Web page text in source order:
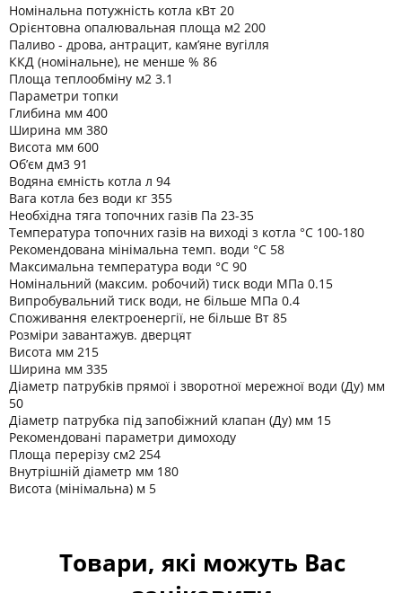
Номінальна потужність котла кВт 20
Орієнтовна опалювальная площа м2 200
Паливо - дрова, антрацит, кам’яне вугілля
ККД (номінальне), не менше % 86
Площа теплообміну м2 3.1
Параметри топки
Глибина мм 400
Ширина мм 380
Висота мм 600
Об’єм дм3 91
Водяна ємність котла л 94
Вага котла без води кг 355
Необхідна тяга топочних газів Па 23-35
Температура топочних газів на виході з котла °C 100-180
Рекомендована мінімальна темп. води °C 58
Максимальна температура води °C 90
Номінальний (максим. робочий) тиск води МПа 0.15
Випробувальний тиск води, не більше МПа 0.4
Споживання електроенергії, не більше Вт 85
Розміри завантажув. дверцят
Висота мм 215
Ширина мм 335
Діаметр патрубків прямої і зворотної мережної води (Ду) мм
50
Діаметр патрубка під запобіжний клапан (Ду) мм 15
Рекомендовані параметри димоходу
Площа перерізу см2 254
Внутрішній діаметр мм 180
Висота (мінімальна) м 5
Товари, які можуть Вас